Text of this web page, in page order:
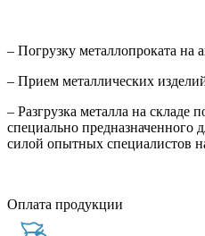
– Погрузку металлопроката на
– Прием металлических
– Разгрузка металла на складе
специально предназначенного
силой опытных специалистов
Оплата продукции